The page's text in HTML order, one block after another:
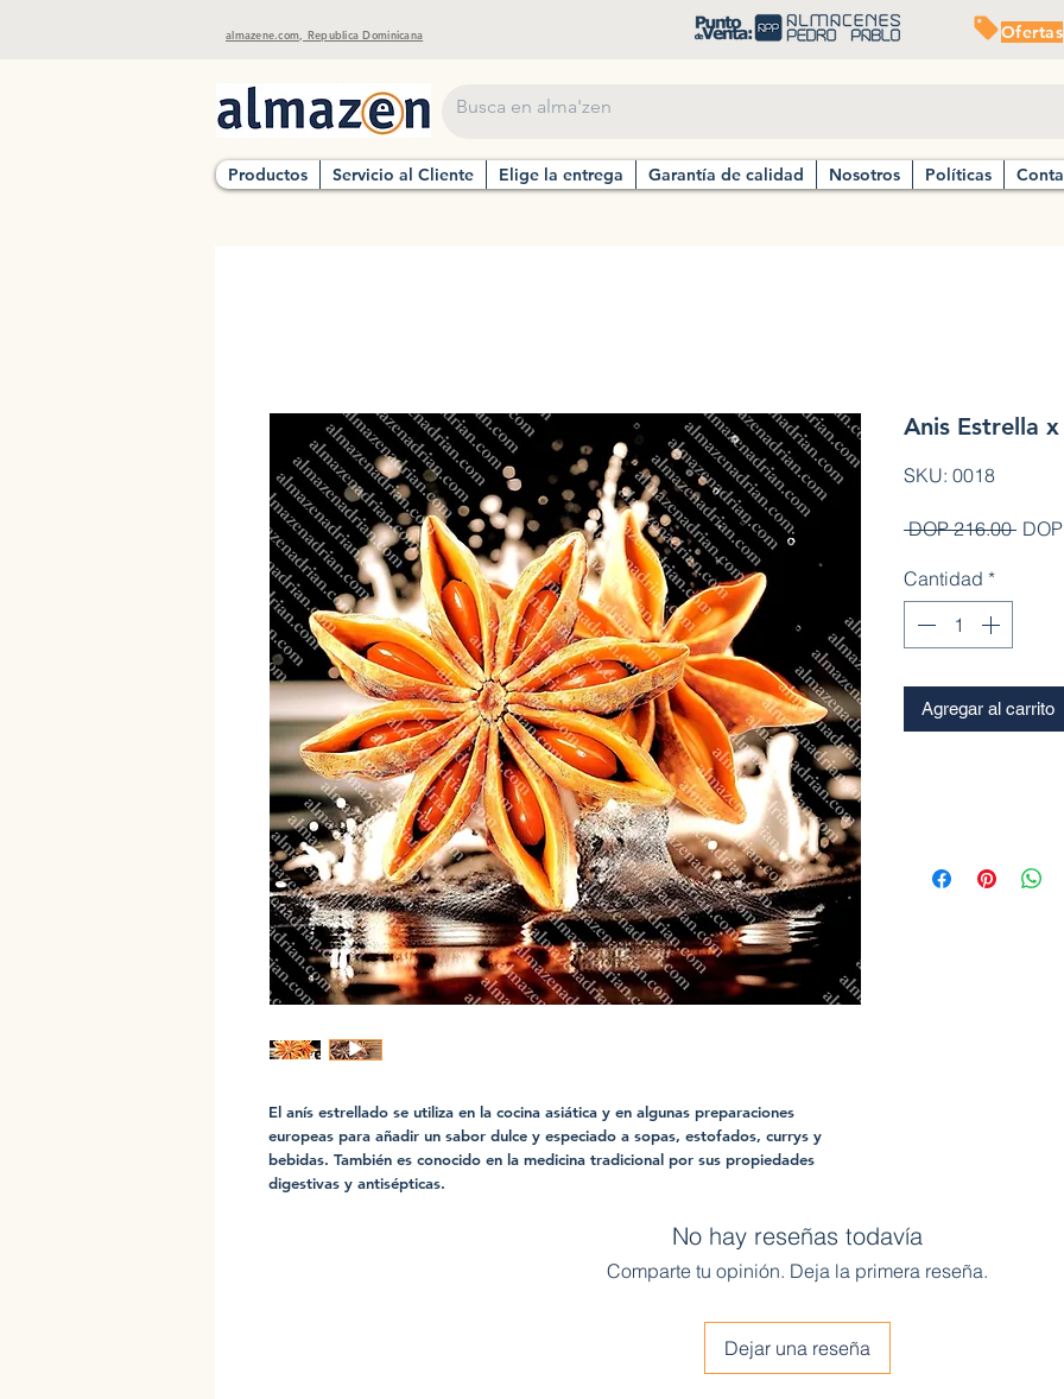
almazene.com, Republica Dominicana Ofertas
Productos Servicio al Cliente Elige la entrega Garantía de calidad Nosotros Políticas
El anís estrellado se utiliza en la cocina asiática y en algunas preparaciones
europeas para añadir un sabor dulce y especiado a sopas, estofados, currys y
bebidas. También es conocido en la medicina tradicional por sus propiedades
digestivas y antisépticas.
Anis Estrella
SKU: 0018
DOP 216.00
Cantidad *
Agregar al carrito
No hay reseñas todavía
Comparte tu opinión. Deja la primera reseña.
Dejar una reseña